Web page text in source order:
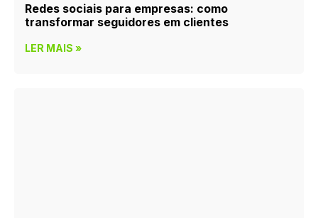
Redes sociais para empresas: como
transformar seguidores em clientes
LER MAIS »